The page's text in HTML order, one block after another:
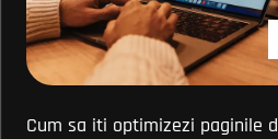
Cum sa iti optimizezi paginile